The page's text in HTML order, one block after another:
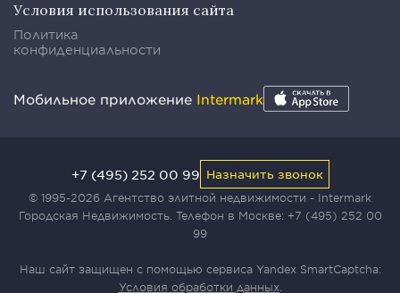
Условия использования сайта
Политика
конфиденциальности
Мобильное приложение Intermark
© 1995-2026 Агентство элитной недвижимости - Intermark
Городская Недвижимость. Телефон в Москве: +7 (495) 252 00
99
Наш сайт защищен с помощью сервиса Yandex SmartCaptcha:
Условия обработки данных.
+7 (495) 252 00 99 Назначить звонок